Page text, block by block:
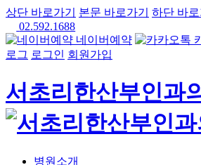
상단 바로가기 본문 바로가기
하단 바로
02.592.1688
네이버예약
로그 로그인 회원가입
서초리한산부인과
병원소개